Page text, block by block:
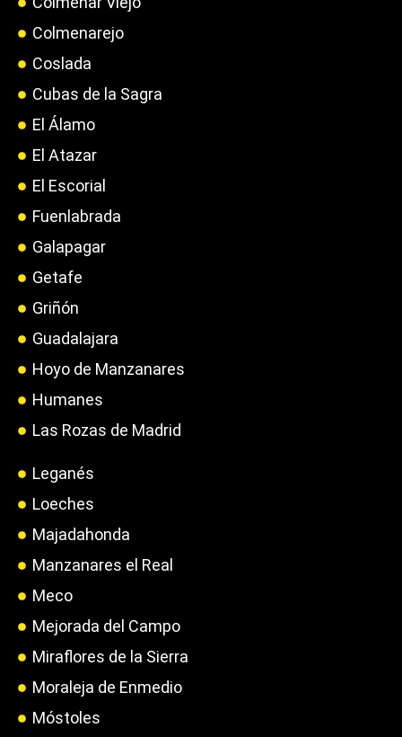
Colmenarejo
Coslada
Cubas de la Sagra
El Álamo
El Atazar
El Escorial
Fuenlabrada
Galapagar
Getafe
Griñón
Guadalajara
Hoyo de Manzanares
Humanes
Las Rozas de Madrid
Leganés
Loeches
Majadahonda
Manzanares el Real
Meco
Mejorada del Campo
Miraflores de la Sierra
Moraleja de Enmedio
Móstoles